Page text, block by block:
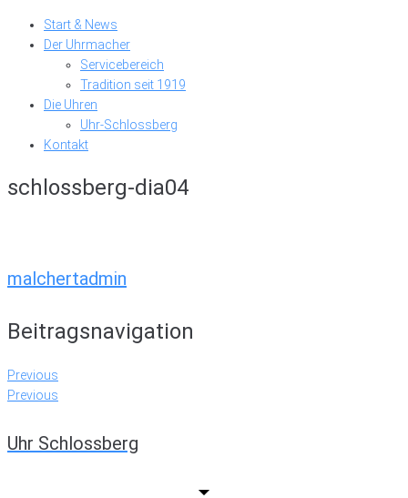
Start & News
Der Uhrmacher
Servicebereich
Tradition seit 1919
Die Uhren
Uhr-Schlossberg
Kontakt
schlossberg-dia04
malchertadmin
Beitragsnavigation
Previous
Previous
Uhr Schlossberg